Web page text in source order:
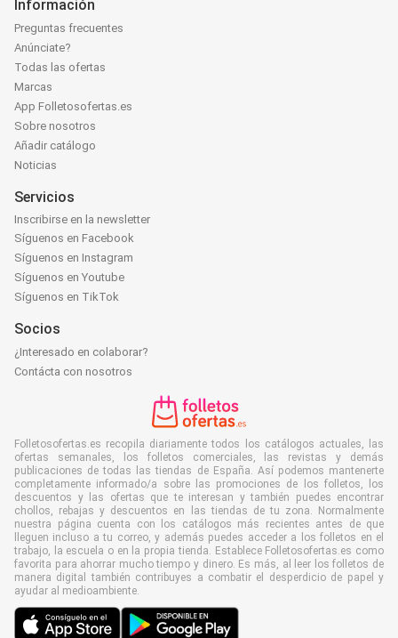
Información
Preguntas frecuentes
Anúnciate?
Todas las ofertas
Marcas
App Folletosofertas.es
Sobre nosotros
Añadir catálogo
Noticias
Servicios
Inscribirse en la newsletter
Síguenos en Facebook
Síguenos en Instagram
Síguenos en Youtube
Síguenos en TikTok
Socios
¿Interesado en colaborar?
Contácta con nosotros
Folletosofertas.es recopila diariamente todos los catálogos actuales, las
ofertas semanales, los folletos comerciales, las revistas y demás
publicaciones de todas las tiendas de España. Así podemos mantenerte
completamente informado/a sobre las promociones de los folletos, los
descuentos y las ofertas que te interesan y también puedes encontrar
chollos, rebajas y descuentos en las tiendas de tu zona. Normalmente
nuestra página cuenta con los catálogos más recientes antes de que
lleguen incluso a tu correo, y además puedes acceder a los folletos en el
trabajo, la escuela o en la propia tienda. Establece Folletosofertas.es como
favorita para ahorrar mucho tiempo y dinero. Es más, al leer los folletos de
manera digital también contribuyes a combatir el desperdicio de papel y
ayudar al medioambiente.